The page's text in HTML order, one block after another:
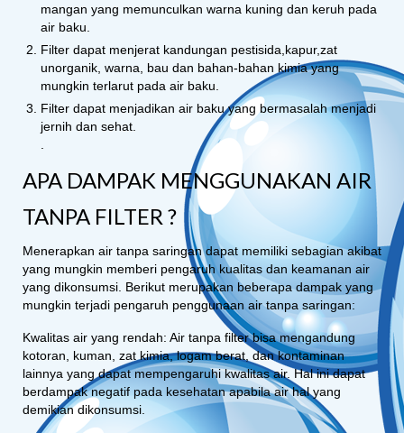
mangan yang memunculkan warna kuning dan keruh pada
air baku.
Filter dapat menjerat kandungan pestisida,kapur,zat
unorganik, warna, bau dan bahan-bahan kimia yang
mungkin terlarut pada air baku.
Filter dapat menjadikan air baku yang bermasalah menjadi
jernih dan sehat.
APA DAMPAK MENGGUNAKAN AIR
TANPA FILTER ?
Menerapkan air tanpa saringan dapat memiliki sebagian akibat
yang mungkin memberi pengaruh kualitas dan keamanan air
yang dikonsumsi. Berikut merupakan beberapa dampak yang
mungkin terjadi pengaruh penggunaan air tanpa saringan:
Kwalitas air yang rendah: Air tanpa filter bisa mengandung
kotoran, kuman, zat kimia, logam berat, dan kontaminan
lainnya yang dapat mempengaruhi kwalitas air. Hal ini dapat
berdampak negatif pada kesehatan apabila air hal yang
demikian dikonsumsi.